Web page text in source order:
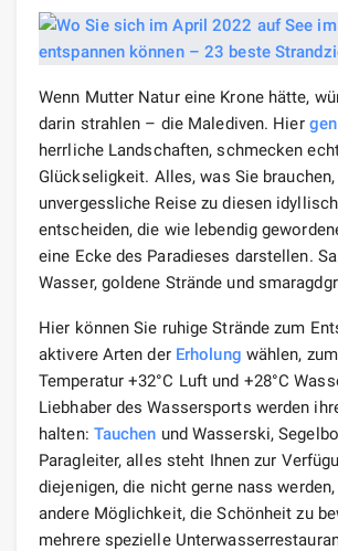
Wenn Mutter Natur eine Krone hätte,
darin strahlen – die Malediven. Hier
herrliche Landschaften, schmecken
Glückseligkeit. Alles, was Sie
unvergessliche Reise zu diesen
entscheiden, die wie lebendig
eine Ecke des Paradieses darstellen.
Wasser, goldene Strände und
Hier können Sie ruhige Strände zum
aktivere Arten der Erholung wählen,
Temperatur +32°C Luft und +28°C
Liebhaber des Wassersports werden
halten: Tauchen und Wasserski,
Paragleiter, alles steht Ihnen zur
diejenigen, die nicht gerne nass
andere Möglichkeit, die Schönheit zu
mehrere spezielle